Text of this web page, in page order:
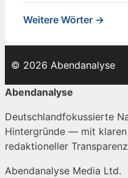
Weitere Wörter →
© 2026 Abendanalyse
Abendanalyse
Deutschlandfokussierte
Hintergründe — mit klaren
redaktioneller
Abendanalyse Media Ltd.